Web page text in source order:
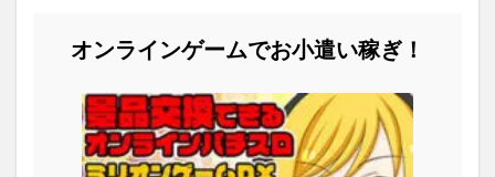
オンラインゲームでお小遣い稼ぎ！